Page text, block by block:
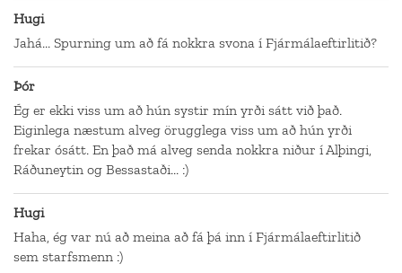
Hugi
Jahá... Spurning um að fá nokkra svona í Fjármálaeftirlitið?
Þór
Ég er ekki viss um að hún systir mín yrði sátt við það.
Eiginlega næstum alveg örugglega viss um að hún yrði
frekar ósátt. En það má alveg senda nokkra niður í Alþingi,
Ráðuneytin og Bessastaði... :)
Hugi
Haha, ég var nú að meina að fá þá inn í Fjármálaeftirlitið
sem starfsmenn :)